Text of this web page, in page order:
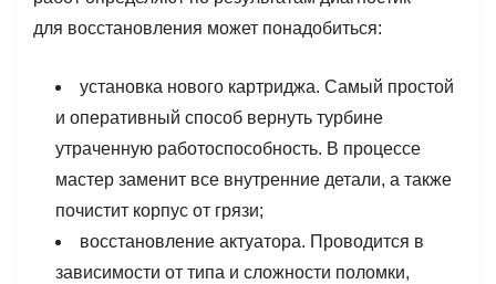
для восстановления может понадобиться:
установка нового картриджа. Самый простой
и оперативный способ вернуть турбине
утраченную работоспособность. В процессе
мастер заменит все внутренние детали, а также
почистит корпус от грязи;
восстановление актуатора. Проводится в
зависимости от типа и сложности поломки,